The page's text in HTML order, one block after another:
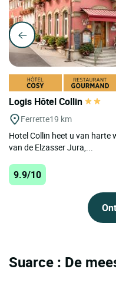
Logis Hôtel Collin
Ferrette19 km
Hotel Collin heet u van harte
van de Elzasser Jura,...
9.9/10
Suarce : De